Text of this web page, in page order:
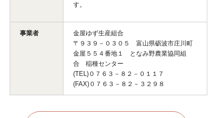
す。
事業者
金屋ゆず生産組合
〒９３９－０３０５ 富山県砺波市庄川町
金屋５５４番地１ となみ野農業協同組
合 稲種センター
(TEL)０７６３－８２－０１１７
(FAX)０７６３－８２－３２９８